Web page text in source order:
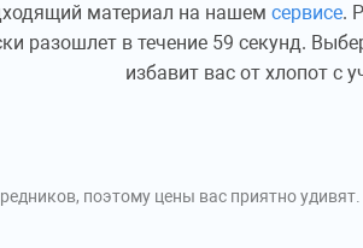
материал на нашем сервисе.
разошлет в течение 59 секунд.
избавит вас от хлопот с
поэтому цены вас приятно удивят.